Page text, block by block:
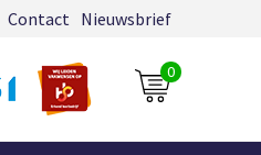
Contact Nieuwsbrief
0